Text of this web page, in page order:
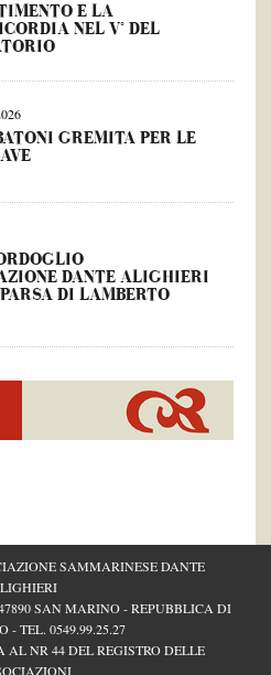
E LA
NEL V° DEL
GREMITA PER LE
DANTE ALIGHIERI
DI LAMBERTO
SAMMARINESE DANTE
SAN MARINO - REPUBBLICA DI
- TEL. 0549.99.25.27
AL NR 44 DEL REGISTRO DELLE